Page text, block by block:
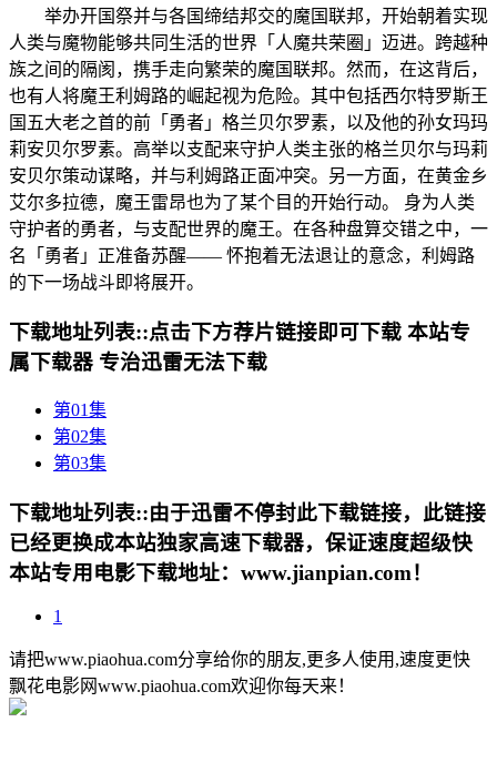
举办开国祭并与各国缔结邦交的魔国联邦，开始朝着实现
人类与魔物能够共同生活的世界「人魔共荣圈」迈进。跨越种
族之间的隔阂，携手走向繁荣的魔国联邦。然而，在这背后，
也有人将魔王利姆路的崛起视为危险。其中包括西尔特罗斯王
国五大老之首的前「勇者」格兰贝尔罗素，以及他的孙女玛玛
莉安贝尔罗素。高举以支配来守护人类主张的格兰贝尔与玛莉
安贝尔策动谋略，并与利姆路正面冲突。另一方面，在黄金乡
艾尔多拉德，魔王雷昂也为了某个目的开始行动。 身为人类
守护者的勇者，与支配世界的魔王。在各种盘算交错之中，一
名「勇者」正准备苏醒—— 怀抱着无法退让的意念，利姆路
的下一场战斗即将展开。
下载地址列表::点击下方荐片链接即可下载 本站专
属下载器 专治迅雷无法下载
第01集
第02集
第03集
下载地址列表::由于迅雷不停封此下载链接，此链接
已经更换成本站独家高速下载器，保证速度超级快
本站专用电影下载地址：www.jianpian.com！
1
请把www.piaohua.com分享给你的朋友,更多人使用,速度更快
飘花电影网www.piaohua.com欢迎你每天来！